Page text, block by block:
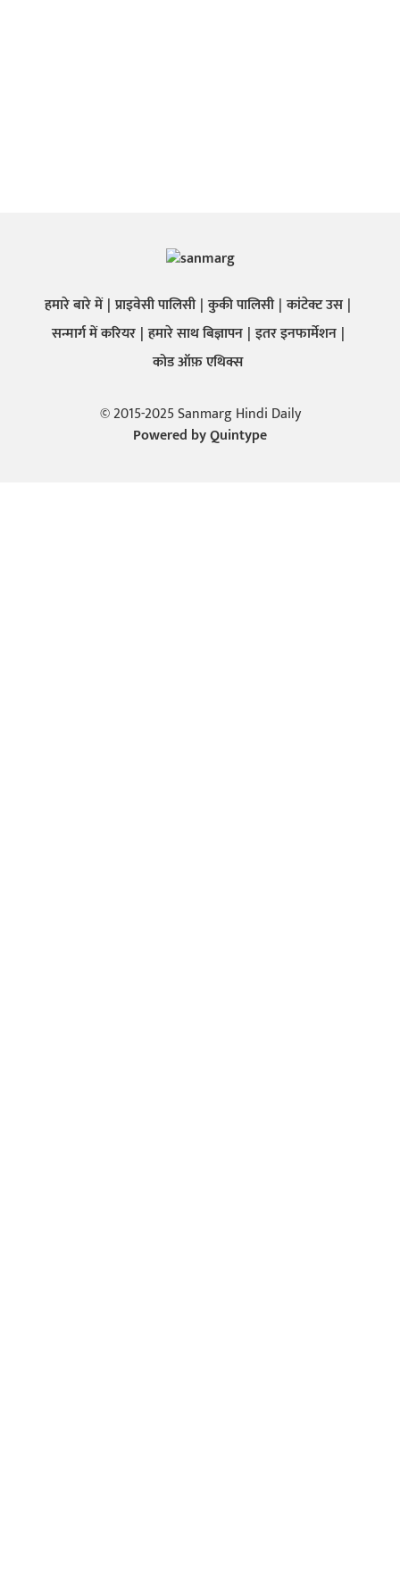
हमारे बारे में प्राइवेसी पालिसी कुकी पालिसी कांटेक्ट उस
सन्मार्ग में करियर हमारे साथ बिज्ञापन इतर इनफार्मेशन
कोड ऑफ़ एथिक्स
© 2015-2025 Sanmarg Hindi Daily
Powered byQuintype